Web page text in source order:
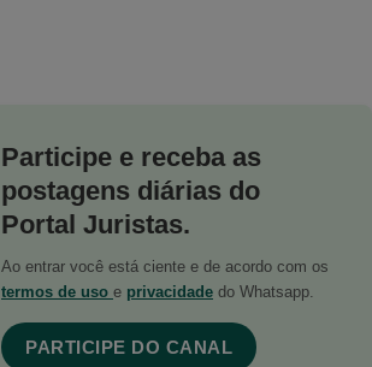
Participe e receba as
postagens diárias do
Portal Juristas.
Ao entrar você está ciente e de acordo com os
termos de uso e privacidade do Whatsapp.
PARTICIPE DO CANAL